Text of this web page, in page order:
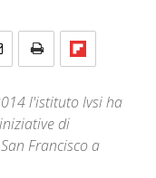
l'istituto Ivsi ha
di
Francisco a